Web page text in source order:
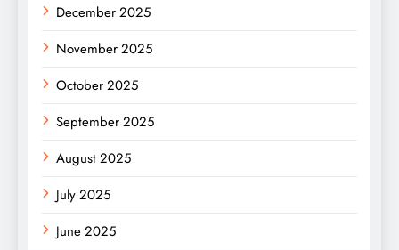
December 2025
November 2025
October 2025
September 2025
August 2025
July 2025
June 2025